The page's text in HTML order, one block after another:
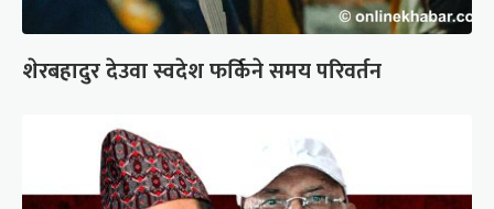
शेरबहादुर देउवा स्वदेश फर्किने समय परिवर्तन